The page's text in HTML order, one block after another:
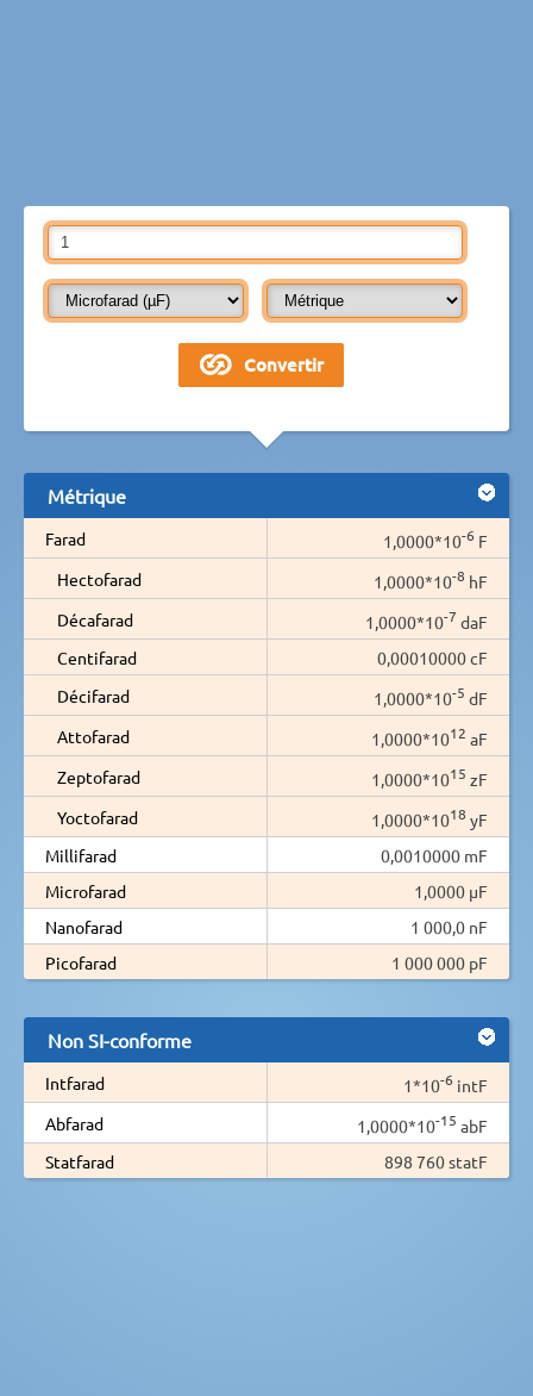
Métrique
Farad 1,0000*10-6 F
Hectofarad
1,0000*10-8 hF
Décafarad
1,0000*10-7 daF
Centifarad
0,00010000 cF
Décifarad
1,0000*10-5 dF
Attofarad
1,0000*1012 aF
Zeptofarad
1,0000*1015 zF
Yoctofarad
1,0000*1018 yF
Millifarad
0,0010000 mF
Microfarad
1,0000 µF
Nanofarad
1 000,0 nF
Picofarad
1 000 000 pF
Non SI-conforme
Intfarad 1*10-6 intF
Abfarad
1,0000*10-15 abF
Statfarad
898 760 statF